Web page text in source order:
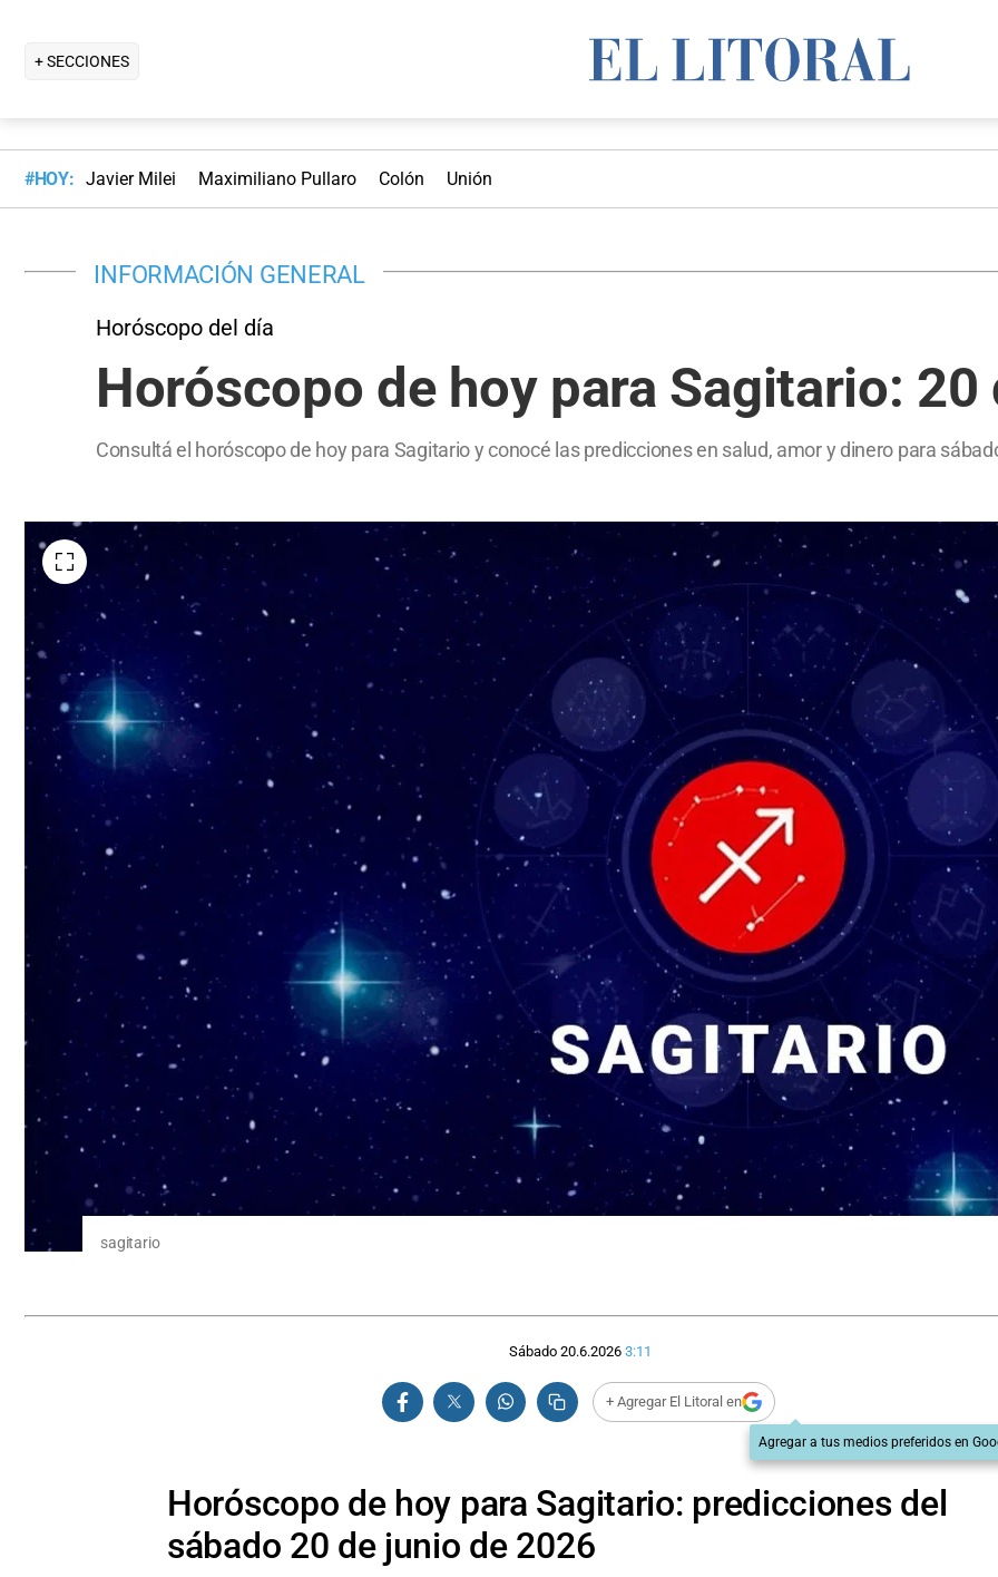
+ SECCIONES
#HOY: Javier Milei Maximiliano Pullaro Colón Unión
INFORMACIÓN GENERAL
Horóscopo del día
Horóscopo de hoy para Sagitario:
Consultá el horóscopo de hoy para Sagitario y conocé las predicciones en salud, amor y dinero para
sagitario
Sábado 20.6.2026 3:11
+ Agregar El Litoral en
Agregar a tus medios preferidos en
Horóscopo de hoy para Sagitario: predicciones del
sábado 20 de junio de 2026